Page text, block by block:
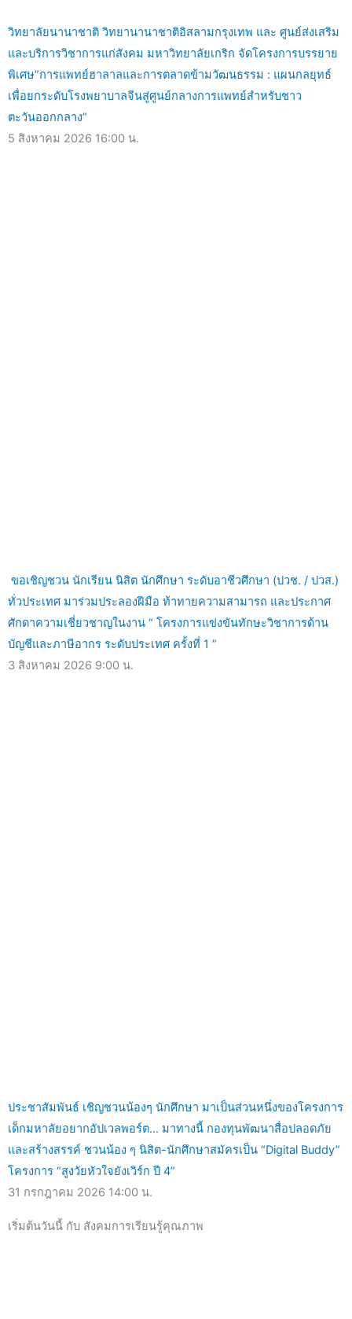
วิทยาลัยนานาชาติ วิทยานานาชาติอิสลามกรุงเทพ และ ศูนย์ส่งเสริม
และบริการวิชาการแก่สังคม มหาวิทยาลัยเกริก จัดโครงการบรรยาย
พิเศษ”การแพทย์ฮาลาลและการตลาดข้ามวัฒนธรรม : แผนกลยุทธ์
เพื่อยกระดับโรงพยาบาลจีนสู่ศูนย์กลางการแพทย์สำหรับชาว
ตะวันออกกลาง”
5 สิงหาคม 2026 16:00 น.
ขอเชิญชวน นักเรียน นิสิต นักศึกษา ระดับอาชีวศึกษา (ปวช. / ปวส.)
ทั่วประเทศ มาร่วมประลองฝีมือ ท้าทายความสามารถ และประกาศ
ศักดาความเชี่ยวชาญในงาน “ โครงการแข่งขันทักษะวิชาการด้าน
บัญชีและภาษีอากร ระดับประเทศ ครั้งที่ 1 ”
3 สิงหาคม 2026 9:00 น.
ประชาสัมพันธ์ เชิญชวนน้องๆ นักศึกษา มาเป็นส่วนหนึ่งของโครงการ
เด็กมหาลัยอยากอัปเวลพอร์ต… มาทางนี้ กองทุนพัฒนาสื่อปลอดภัย
และสร้างสรรค์ ชวนน้อง ๆ นิสิต-นักศึกษาสมัครเป็น “Digital Buddy”
โครงการ “สูงวัยหัวใจยังเวิร์ก ปี 4”
31 กรกฎาคม 2026 14:00 น.
เริ่มต้นวันนี้ กับ สังคมการเรียนรู้คุณภาพ